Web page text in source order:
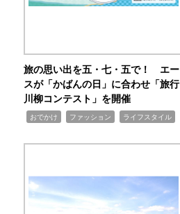
旅の思い出を五・七・五で！ エー
スが「かばんの日」に合わせ「旅行
川柳コンテスト」を開催
おでかけ ファッション ライフスタイル